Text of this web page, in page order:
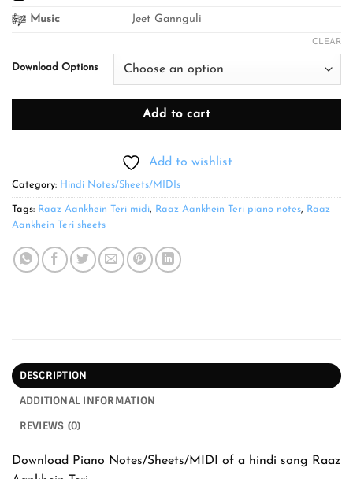
Music Jeet Gannguli
Download Options
CLEAR
Add to cart
Add to wishlist
Category: Hindi Notes/Sheets/MIDIs
Tags: Raaz Aankhein Teri midi, Raaz Aankhein Teri piano notes, Raaz
Aankhein Teri sheets
DESCRIPTION
ADDITIONAL INFORMATION
REVIEWS (0)
Download Piano Notes/Sheets/MIDI of a hindi song Raaz